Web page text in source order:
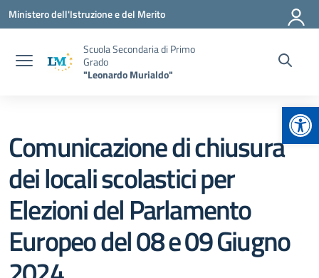
Vai ai contenuti
Vai al menu di navigazione
Vai al footer
Ministero dell'Istruzione e del Merito
Scuola Secondaria di Primo
Grado
"Leonardo Murialdo"
Comunicazione di chiusura
dei locali scolastici per
Elezioni del Parlamento
Europeo del 08 e 09 Giugno